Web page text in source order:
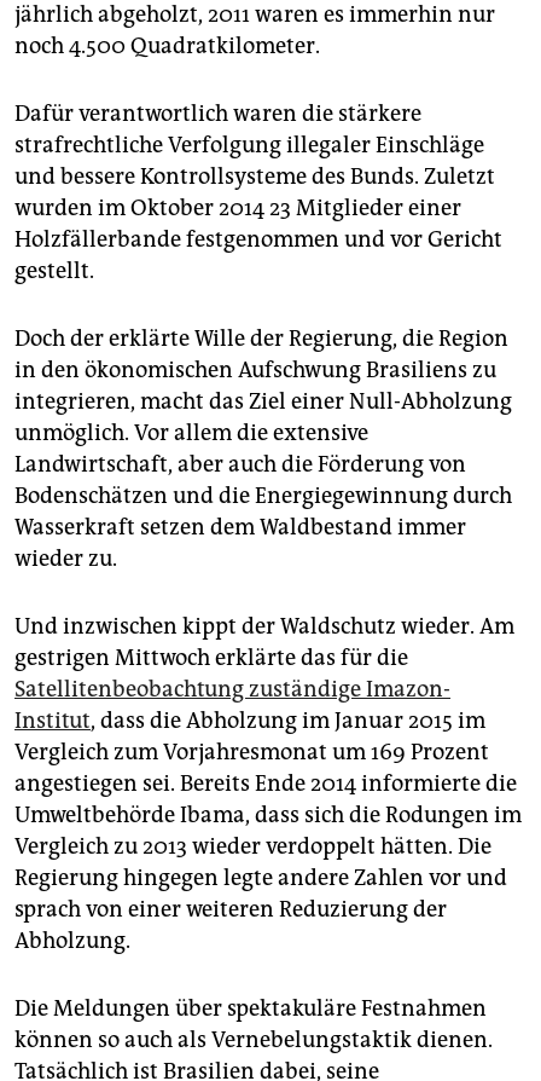
jährlich abgeholzt, 2011 waren es immerhin nur
noch 4.500 Quadratkilometer.
Dafür verantwortlich waren die stärkere
strafrechtliche Verfolgung illegaler Einschläge
und bessere Kontrollsysteme des Bunds. Zuletzt
wurden im Oktober 2014 23 Mitglieder einer
Holzfällerbande festgenommen und vor Gericht
gestellt.
Doch der erklärte Wille der Regierung, die Region
in den ökonomischen Aufschwung Brasiliens zu
integrieren, macht das Ziel einer Null-Abholzung
unmöglich. Vor allem die extensive
Landwirtschaft, aber auch die Förderung von
Bodenschätzen und die Energiegewinnung durch
Wasserkraft setzen dem Waldbestand immer
wieder zu.
Und inzwischen kippt der Waldschutz wieder. Am
gestrigen Mittwoch erklärte das für die
Satellitenbeobachtung zuständige Imazon-
Institut, dass die Abholzung im Januar 2015 im
Vergleich zum Vorjahresmonat um 169 Prozent
angestiegen sei. Bereits Ende 2014 informierte die
Umweltbehörde Ibama, dass sich die Rodungen im
Vergleich zu 2013 wieder verdoppelt hätten. Die
Regierung hingegen legte andere Zahlen vor und
sprach von einer weiteren Reduzierung der
Abholzung.
Die Meldungen über spektakuläre Festnahmen
können so auch als Vernebelungstaktik dienen.
Tatsächlich ist Brasilien dabei, seine